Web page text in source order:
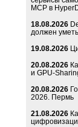
MCP в
18.08.2026
должен
19.08.2026
20.08.2026
и GPU-
20.08.2026
2026. Пермь
21.08.2026